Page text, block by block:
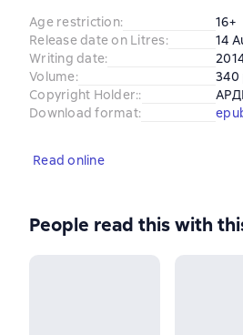
Age restriction:
16+
Release date on Litres:
14
Writing date:
Volume:
340
Copyright Holder::
Download format:
Read online
People read this with